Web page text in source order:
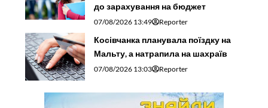
до зарахування на бюджет
07/08/2026 13:49 Reporter
Косівчанка планувала поїздку на
Мальту, а натрапила на шахраїв
07/08/2026 13:03 Reporter